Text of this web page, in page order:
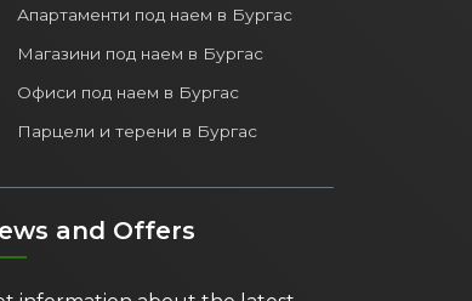
Апартаменти под наем в Бургас
Магазини под наем в Бургас
Офиси под наем в Бургас
Парцели и терени в Бургас
and Offers